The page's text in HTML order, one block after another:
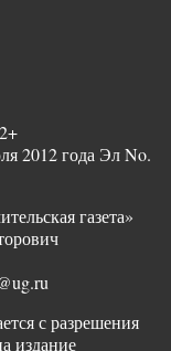
2012 года Эл No.
газета»
с разрешения
издание